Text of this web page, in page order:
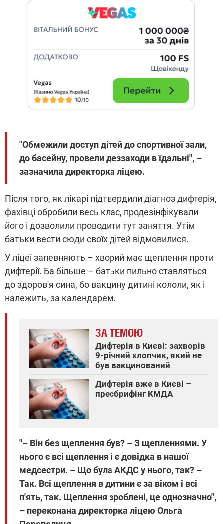
"Обмежили доступ дітей до спортивної зали,
до басейну, провели деззаходи в їдальні", –
зазначила директорка ліцею.
Після того, як лікарі підтвердили діагноз дифтерія,
фахівці обробили весь клас, продезінфікували
його і дозволили проводити тут заняття. Утім
батьки вести сюди своїх дітей відмовилися.
У ліцеї запевняють – хворий має щеплення проти
дифтерії. Ба більше – батьки пильно ставляться
до здоров'я сина, бо вакцину дитині кололи, як і
належить, за календарем.
ЗА ТЕМОЮ
Дифтерія в Києві: захворів
9-річний хлопчик, який не
був вакцинований
Дифтерія вже в Києві –
пресбрифінг КМДА
"– Він без щеплення був? – З щепленнями. У
нього є всі щеплення і є довідка в нашої
медсестри. – Що була АКДС у нього, так? –
Так. Всі щеплення в дитини є за віком і всі
п'ять, так. Щеплення зроблені, це однозначно",
– переконана директорка ліцею Ольга